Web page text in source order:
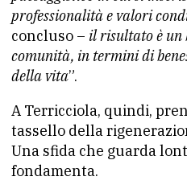
professionalità e valori
concluso – il risultato è un
comunità, in termini di
della vita”.
A Terricciola, quindi,
tassello della
Una sfida che guarda
fondamenta.